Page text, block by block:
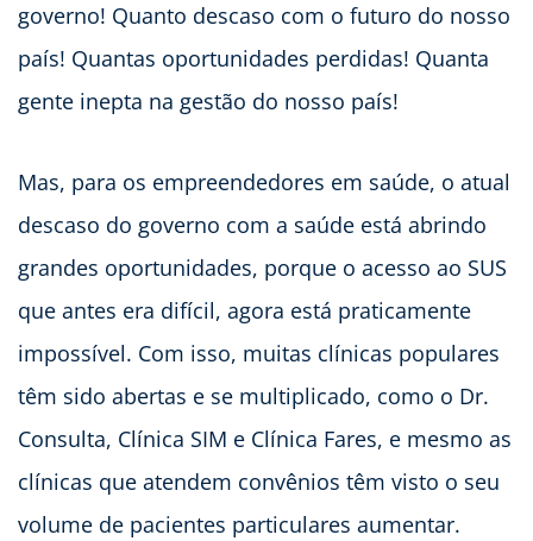
governo! Quanto descaso com o futuro do nosso
país! Quantas oportunidades perdidas! Quanta
gente inepta na gestão do nosso país!
Mas, para os empreendedores em saúde, o atual
descaso do governo com a saúde está abrindo
grandes oportunidades, porque o acesso ao SUS
que antes era difícil, agora está praticamente
impossível. Com isso, muitas clínicas populares
têm sido abertas e se multiplicado, como o Dr.
Consulta, Clínica SIM e Clínica Fares, e mesmo as
clínicas que atendem convênios têm visto o seu
volume de pacientes particulares aumentar.